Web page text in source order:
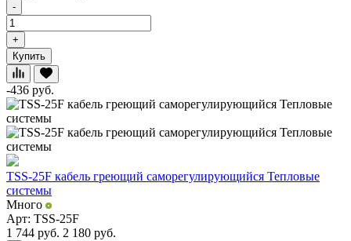
-
+
Купить
-436 руб.
TSS-25F кабель греющий саморегулирующийся Тепловые
системы
Много
Арт: TSS-25F
1 744 руб. 2 180 руб.